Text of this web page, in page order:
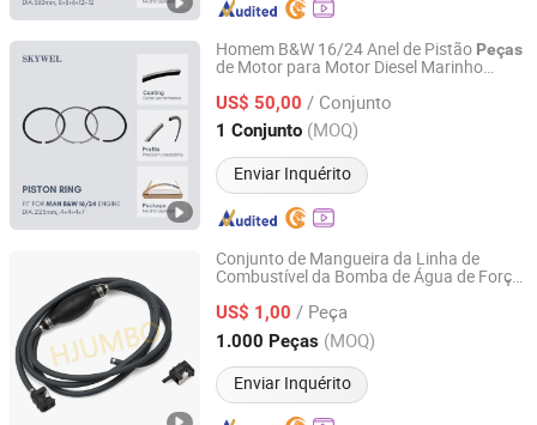
Homem B&W 16/24 Anel de Pistão Peças
de Motor para Motor Diesel Marinho
US$ 50,00 / Conjunto
1 Conjunto (MOQ)
Enviar Inquérito
SKYWEL MACHINERY CO., LTD.
Hunan, China Desde 2025
Conjunto de Mangueira da Linha de
Combustível da Bomba de Água de Força
US$ 1,00 / Peça
1.000 Peças (MOQ)
Enviar Inquérito
Taizhou Hjumbo Machinery Co. Ltd.
Zhejiang, China Desde 2024